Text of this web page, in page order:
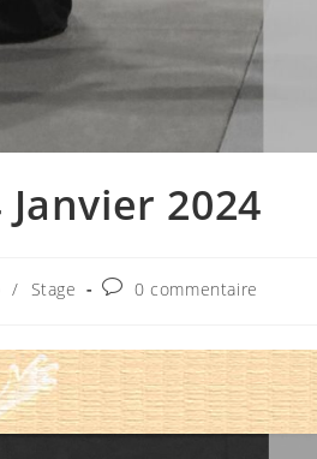
2024
/ Stage
Commentaires
publication :
0 commentaire